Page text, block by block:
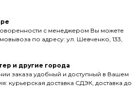
с менеджером Вы можете
по адресу: ул. Шевченко, 133,
и другие города
заказа удобный и доступный в Вашем
курьерская доставка СДЭК, доставка до